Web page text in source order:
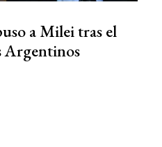
a Milei tras el
Argentinos